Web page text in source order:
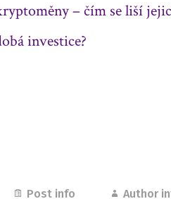
– čím se liší
investice?
Post info Author